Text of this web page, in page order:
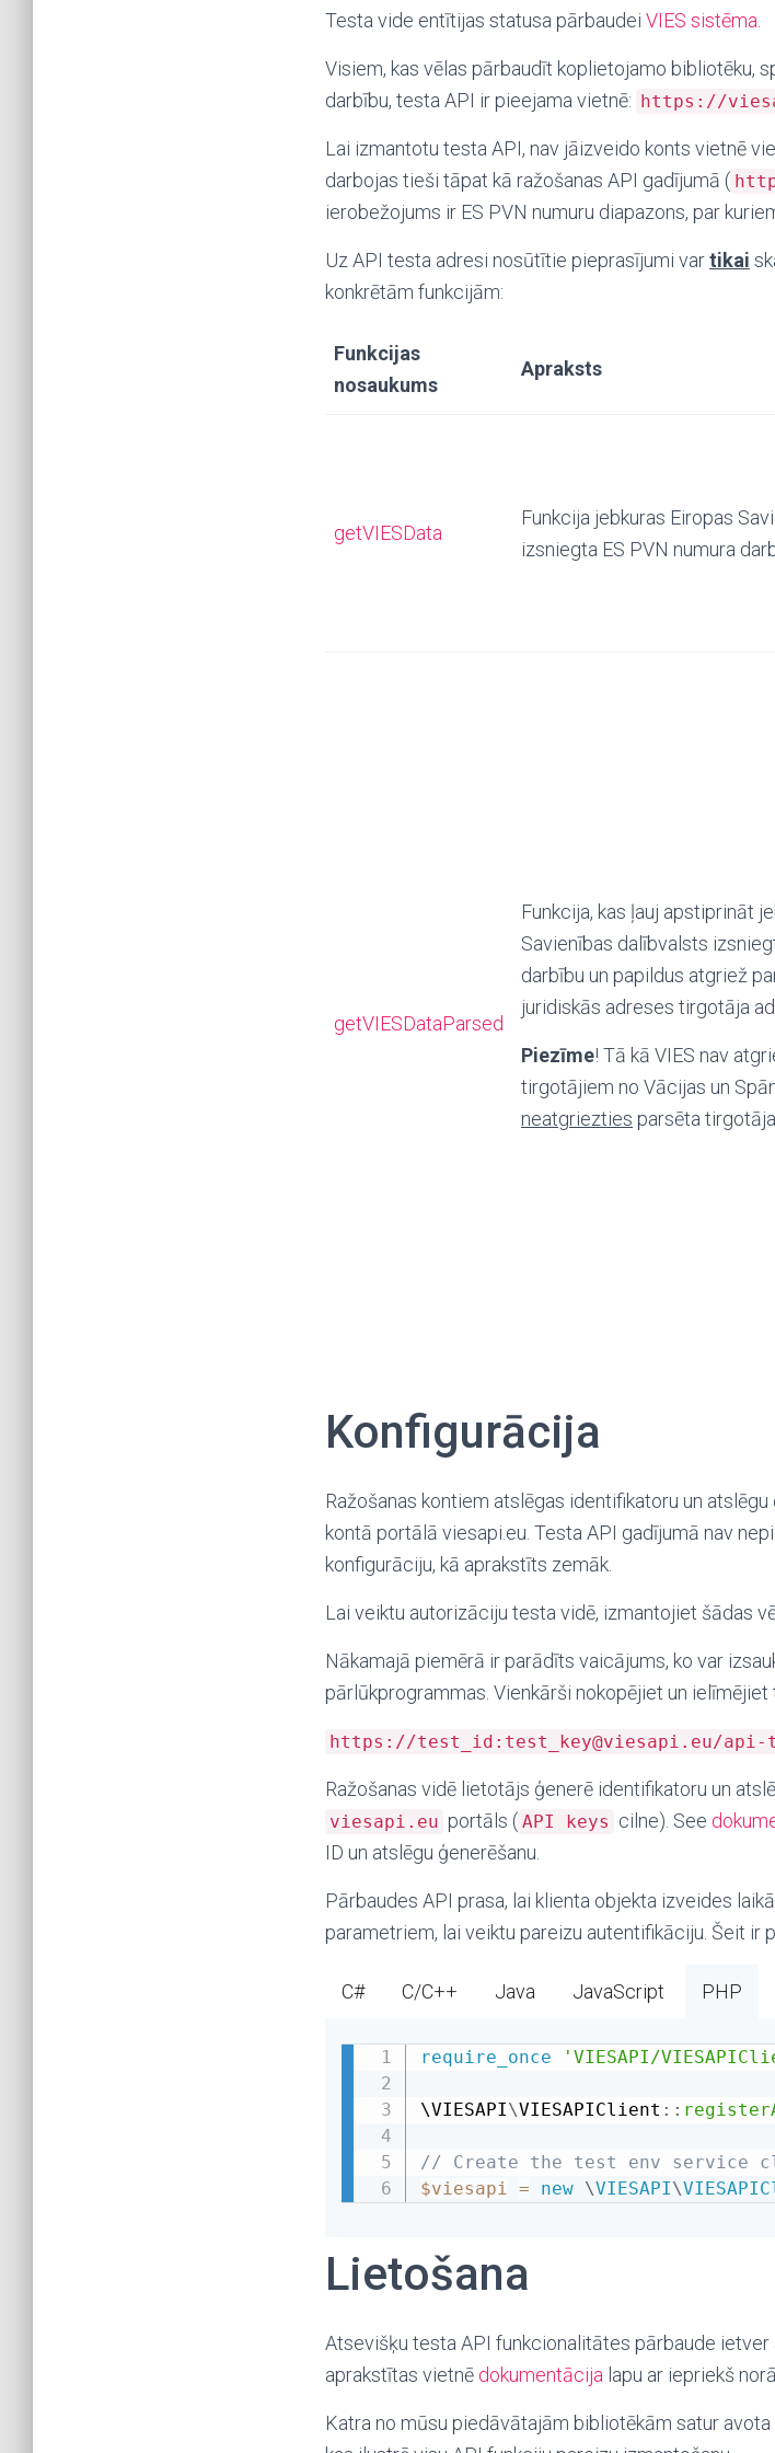
Testa vide entītijas statusa pārbaudei VIES sistēma
Visiem, kas vēlas pārbaudīt koplietojamo bibliotēku,
darbību, testa API ir pieejama vietnē: https://
Lai izmantotu testa API, nav jāizveido konts vietnē
darbojas tieši tāpat kā ražošanas API gadījumā (
ierobežojums ir ES PVN numuru diapazons, par
Uz API testa adresi nosūtītie pieprasījumi vartikai
konkrētām funkcijām:
Funkcijas
nosaukums
Apraksts
getVIESData
Funkcija jebkuras Eiropas
izsniegta ES PVN numura
getVIESDataParsed
Funkcija, kas ļauj apstiprināt
Savienības dalībvalsts
darbību un papildus atgriež
juridiskās adreses tirgotāja
Piezīme! Tā kā VIES nav
tirgotājiem no Vācijas un
neatgriezties parsēta
Konfigurācija
Ražošanas kontiem atslēgas identifikatoru un
kontā portālā viesapi.eu. Testa API gadījumā nav
konfigurāciju, kā aprakstīts zemāk.
Lai veiktu autorizāciju testa vidē, izmantojiet šādas
Nākamajā piemērā ir parādīts vaicājums, ko var
pārlūkprogrammas. Vienkārši nokopējiet un
https://test_id:test_key@viesapi.eu/api-
Ražošanas vidē lietotājs ģenerē identifikatoru un
viesapi.eu portāls ( API keys cilne). See
ID un atslēgu ģenerēšanu.
Pārbaudes API prasa, lai klienta objekta izveides
parametriem, lai veiktu pareizu autentifikāciju. Šeit ir
C# C/C++ Java JavaScript PHP
require_once 'VIESAPI/
\VIESAPI\VIESAPIClient ::
// Create the test env service
$viesapi = new \VIESAPI\
Lietošana
Atsevišķu testa API funkcionalitātes pārbaude
aprakstītas vietnē dokumentācija lapu ar iepriekš
Katra no mūsu piedāvātajām bibliotēkām satur